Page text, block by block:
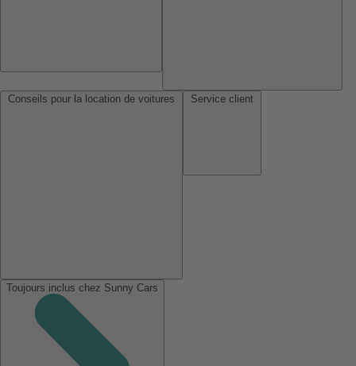
Toujours inclus chez Sunny Cars